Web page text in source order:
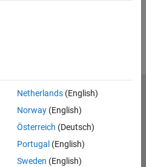
Netherlands(English)
Norway(English)
Österreich (Deutsch)
Portugal (English)
Sweden (English)
comerciales
Estado de las aplicaciones
Inc.